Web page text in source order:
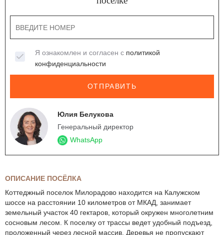
Я ознакомлен и согласен с политикой
конфиденциальности
ОТПРАВИТЬ
Юлия Белукова
Генеральный директор
WhatsApp
ОПИСАНИЕ ПОСЁЛКА
Коттеджный поселок Милорадово находится на Калужском
шоссе на расстоянии 10 километров от МКАД, занимает
земельный участок 40 гектаров, который окружен многолетним
сосновым лесом. К поселку от трассы ведет удобный подъезд,
проложенный через лесной массив. Деревья не пропускают